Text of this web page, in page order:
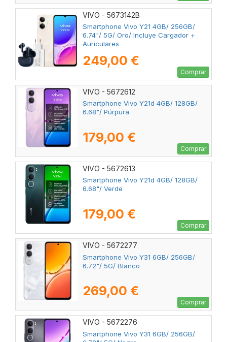
VIVO - 5673142B
Smartphone Vivo Y21 4GB/ 256GB/
6.74"/ 5G/ Oro/ Incluye Cargador +
Auriculares
249,00 €
Comprar
VIVO - 5672612
Smartphone Vivo Y21d 4GB/ 128GB/
6.68"/ Púrpura
179,00 €
Comprar
VIVO - 5672613
Smartphone Vivo Y21d 4GB/ 128GB/
6.68"/ Verde
179,00 €
Comprar
VIVO - 5672277
Smartphone Vivo Y31 6GB/ 256GB/
6.72"/ 5G/ Blanco
269,00 €
Comprar
VIVO - 5672276
Smartphone Vivo Y31 6GB/ 256GB/